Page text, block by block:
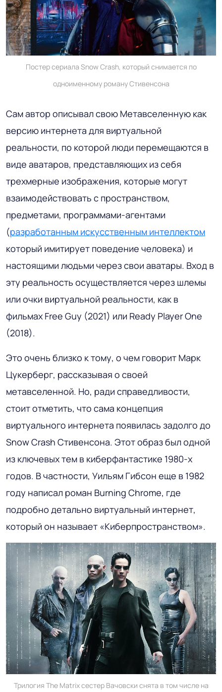
Постер сериала Snow Crash, который снимается по
одноименному роману Стивенсона
Сам автор описывал свою Метавселенную как
версию интернета для виртуальной
реальности, по которой люди перемещаются в
виде аватаров, представляющих из себя
трехмерные изображения, которые могут
взаимодействовать с пространством,
предметами, программами-агентами
(разработанным искусственным интеллектом
который имитирует поведение человека) и
настоящими людьми через свои аватары. Вход в
эту реальность осуществляется через шлемы
или очки виртуальной реальности, как в
фильмах Free Guy (2021) или Ready Player One
(2018).
Это очень близко к тому, о чем говорит Марк
Цукерберг, рассказывая о своей
метавселенной. Но, ради справедливости,
стоит отметить, что сама концепция
виртуального интернета появилась задолго до
Snow Crash Стивенсона. Этот образ был одной
из ключевых тем в киберфантастике 1980-х
годов. В частности, Уильям Гибсон еще в 1982
году написал роман Burning Chrome, где
подробно детально виртуальный интернет,
который он называет «Киберпространством».
Трилогия The Matrix сестер Вачовски снята в том числе на